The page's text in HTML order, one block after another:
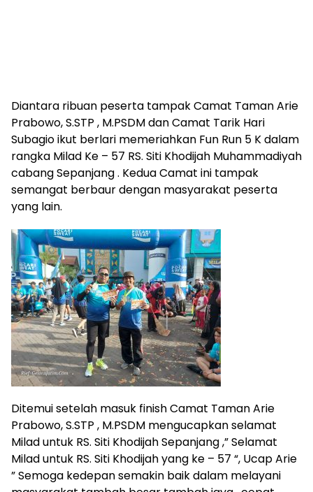
Diantara ribuan peserta tampak Camat Taman Arie
Prabowo, S.STP , M.PSDM dan Camat Tarik Hari
Subagio ikut berlari memeriahkan Fun Run 5 K dalam
rangka Milad Ke – 57 RS. Siti Khodijah Muhammadiyah
cabang Sepanjang . Kedua Camat ini tampak
semangat berbaur dengan masyarakat peserta
yang lain.
Ditemui setelah masuk finish Camat Taman Arie
Prabowo, S.STP , M.PSDM mengucapkan selamat
Milad untuk RS. Siti Khodijah Sepanjang ,” Selamat
Milad untuk RS. Siti Khodijah yang ke – 57 “, Ucap Arie
” Semoga kedepan semakin baik dalam melayani